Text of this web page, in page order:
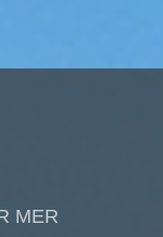
MER